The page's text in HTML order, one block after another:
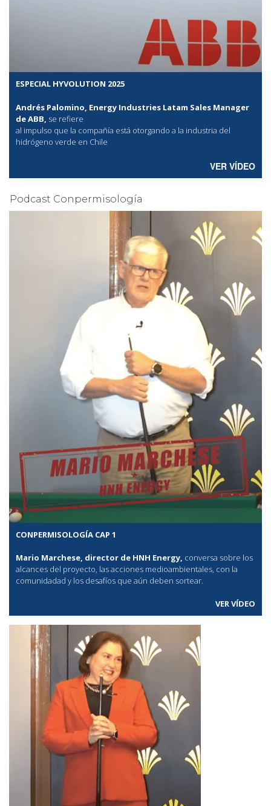
ESPECIAL HYVOLUTION 2025
Andrés Palomino, Energy Industries Latam Sales Manager
de ABB, se refiere
al impulso que la compañía está otorgando a la industria del
hidrógeno verde en Chile
VER VÍDEO
Podcast Conpermisología
CONPERMISOLOGÍA CAP 1
Mario Marchese, director de HNH Energy, conversa sobre los
alcances del proyecto, las acciones medioambientales, con la
comunidadad y los desafíos que aún deben sortear.
VER VÍDEO